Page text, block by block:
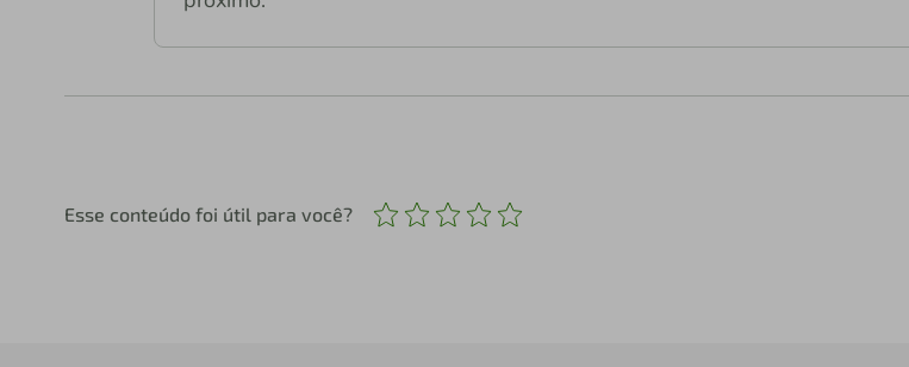
Esse conteúdo foi útil para você?